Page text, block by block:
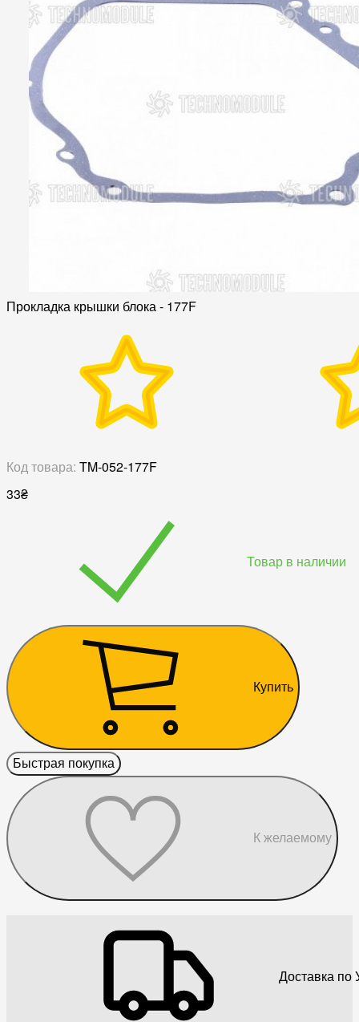
Прокладка крышки блока - 177F
Код товара: TM-052-177F
33₴
Товар в наличии
Купить
Быстрая покупка
К желаемому
Доставка по